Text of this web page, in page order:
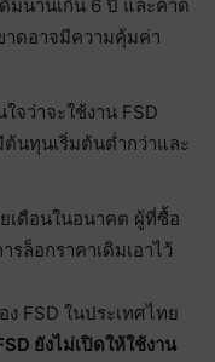
มนานเกิน 6 ปี และคาด
าดอาจมีความคุ้มค่า
จว่าจะใช้งาน FSD
นทุนเริ่มต้นต่ำกว่าและ
เดือนในอนาคต ผู้ที่ซื้อ
ล็อกราคาเดิมเอาไว้
FSD ในประเทศไทย
ยังไม่เปิดให้ใช้งาน